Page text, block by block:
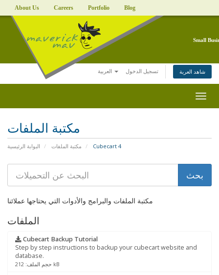
About Us Careers Portfolio Blog
Small
تسجيل الدخول شاهد العربة
مكتبة الملفات
البوابة الرئيسية مكتبة الملفات Cubecart 4
مكتبة الملفات والبرامج والأدوات التي يحتاجها عملائنا
الملفات
Cubecart Backup Tutorial
Step by step instructions to backup your cubecart website and
database.
حجم الملف: 212 kB